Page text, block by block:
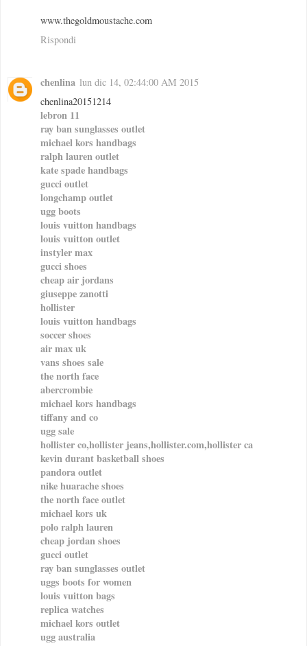
www.thegoldmoustache.com
Rispondi
chenlina lun dic 14, 02:44:00 AM 2015
chenlina20151214
lebron 11
ray ban sunglasses outlet
michael kors handbags
ralph lauren outlet
kate spade handbags
gucci outlet
longchamp outlet
ugg boots
louis vuitton handbags
louis vuitton outlet
instyler max
gucci shoes
cheap air jordans
giuseppe zanotti
hollister
louis vuitton handbags
soccer shoes
air max uk
vans shoes sale
the north face
abercrombie
michael kors handbags
tiffany and co
ugg sale
hollister co,hollister jeans,hollister.com,hollister ca
kevin durant basketball shoes
pandora outlet
nike huarache shoes
the north face outlet
michael kors uk
polo ralph lauren
cheap jordan shoes
gucci outlet
ray ban sunglasses outlet
uggs boots for women
louis vuitton bags
replica watches
michael kors outlet
ugg australia